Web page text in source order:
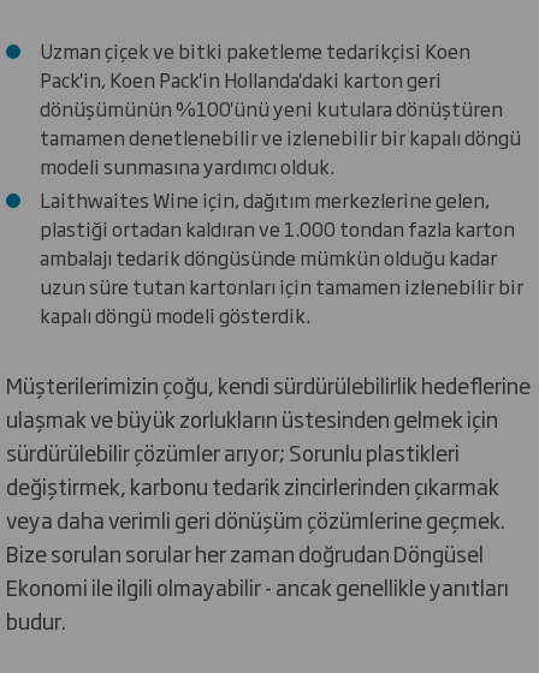
Uzman çiçek ve bitki paketleme tedarikçisi Koen
Pack'in, Koen Pack'in Hollanda'daki karton geri
dönüşümünün %100'ünü yeni kutulara dönüştüren
tamamen denetlenebilir ve izlenebilir bir kapalı döngü
modeli sunmasına yardımcı olduk.
Laithwaites Wine için, dağıtım merkezlerine gelen,
plastiği ortadan kaldıran ve 1.000 tondan fazla karton
ambalajı tedarik döngüsünde mümkün olduğu kadar
uzun süre tutan kartonları için tamamen izlenebilir bir
kapalı döngü modeli gösterdik.
Müşterilerimizin çoğu, kendi sürdürülebilirlik hedeflerine
ulaşmak ve büyük zorlukların üstesinden gelmek için
sürdürülebilir çözümler arıyor; Sorunlu plastikleri
değiştirmek, karbonu tedarik zincirlerinden çıkarmak
veya daha verimli geri dönüşüm çözümlerine geçmek.
Bize sorulan sorular her zaman doğrudan Döngüsel
Ekonomi ile ilgili olmayabilir - ancak genellikle yanıtları
budur.